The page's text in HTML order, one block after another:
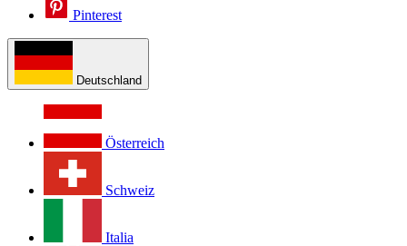
Pinterest
Deutschland
Österreich
Schweiz
Italia